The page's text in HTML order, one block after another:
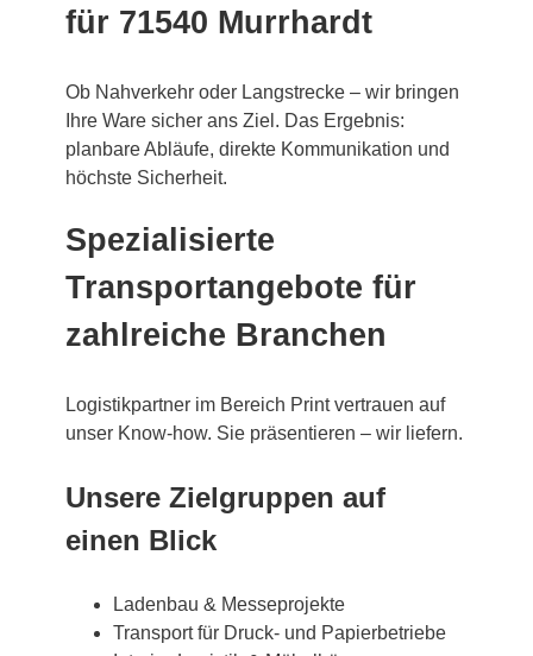
für 71540 Murrhardt
Ob Nahverkehr oder Langstrecke – wir bringen
Ihre Ware sicher ans Ziel. Das Ergebnis:
planbare Abläufe, direkte Kommunikation und
höchste Sicherheit.
Spezialisierte
Transportangebote für
zahlreiche Branchen
Logistikpartner im Bereich Print vertrauen auf
unser Know-how. Sie präsentieren – wir liefern.
Unsere Zielgruppen auf
einen Blick
Ladenbau & Messeprojekte
Transport für Druck- und Papierbetriebe